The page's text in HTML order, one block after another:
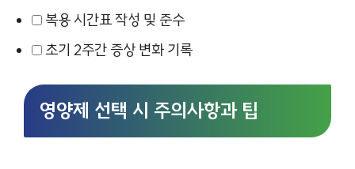
복용 시간표 작성 및 준수
초기 2주간 증상 변화 기록
영양제 선택 시 주의사항과 팁